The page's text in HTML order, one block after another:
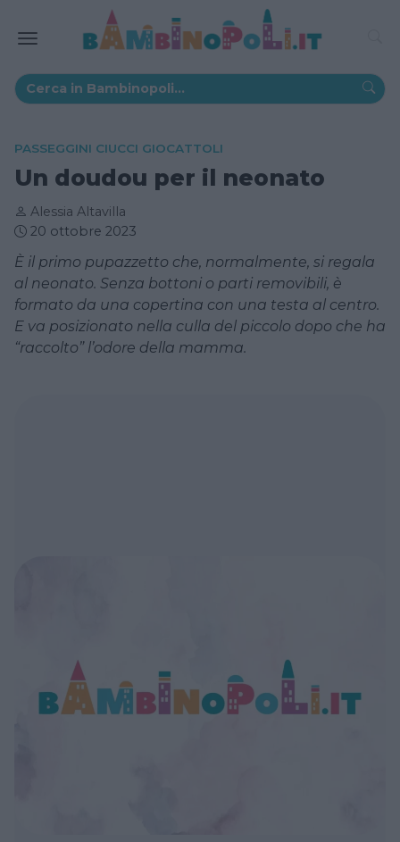
PASSEGGINI CIUCCI GIOCATTOLI
Un doudou per il neonato
Alessia Altavilla
20 ottobre 2023
È il primo pupazzetto che, normalmente, si regala
al neonato. Senza bottoni o parti removibili, è
formato da una copertina con una testa al centro.
E va posizionato nella culla del piccolo dopo che ha
“raccolto” l’odore della mamma.